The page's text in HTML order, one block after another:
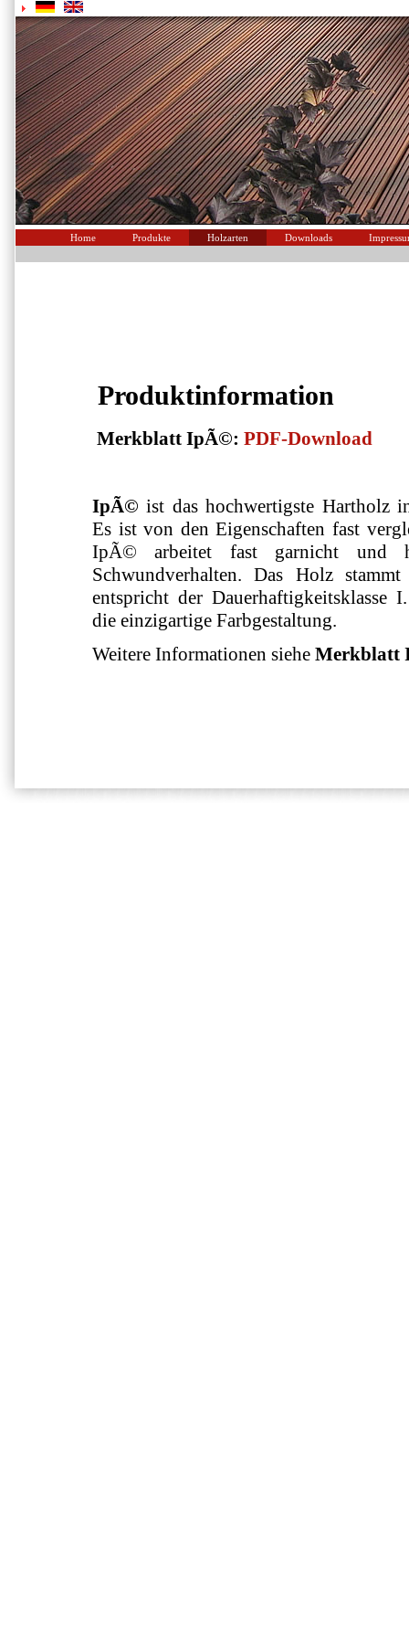
Home Produkte Holzarten Downloads
Produktinformation
Merkblatt IpÃ©: PDF-Download
IpÃ© ist das hochwertigste Hartholz
Es ist von den Eigenschaften fast
IpÃ© arbeitet fast garnicht und
Schwundverhalten. Das Holz
entspricht der Dauerhaftigkeitsklasse
die einzigartige Farbgestaltung.
Weitere Informationen siehe Merkblatt